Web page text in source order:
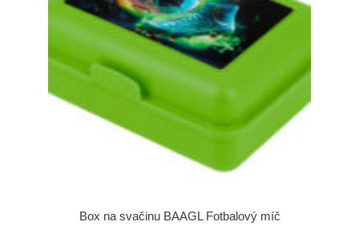
Box na svačinu BAAGL Fotbalový míč